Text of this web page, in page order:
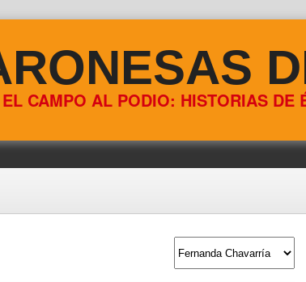
CAMPO AL PODIO: HISTORIAS DE